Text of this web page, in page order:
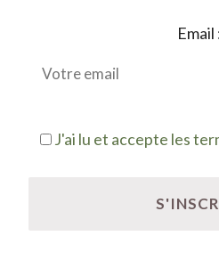
Email
J'ai lu et accepte les